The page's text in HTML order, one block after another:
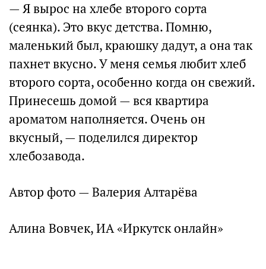
— Я вырос на хлебе второго сорта
(сеянка). Это вкус детства. Помню,
маленький был, краюшку дадут, а она так
пахнет вкусно. У меня семья любит хлеб
второго сорта, особенно когда он свежий.
Принесешь домой — вся квартира
ароматом наполняется. Очень он
вкусный, — поделился директор
хлебозавода.
Автор фото — Валерия Алтарёва
Алина Вовчек, ИА «Иркутск онлайн»